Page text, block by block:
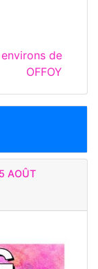
de
OFFOY
AOÛT